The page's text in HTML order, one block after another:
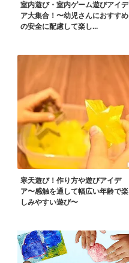
室内遊び・室内ゲーム遊びアイデ
ア大集合！〜幼児さんにおすすめ
の安全に配慮して楽し...
寒天遊び！作り方や遊びアイデ
ア〜感触を通して幅広い年齢で楽
しみやすい遊び〜